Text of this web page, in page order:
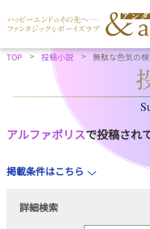
TOP 投稿小説 無駄な色気の
アルファポリスで投稿され
掲載条件はこちら
詳細検索